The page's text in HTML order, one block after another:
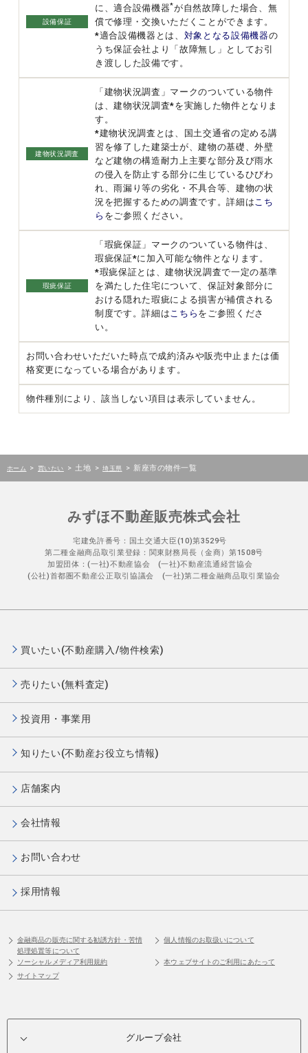
設備保証
に、適合設備機器*が自然故障した場合、無
償で修理・交換いただくことができます。
*適合設備機器とは、 対象となる設備機器の
うち保証会社より「故障無し」としてお引
き渡しした設備です。
建物状況調査
「建物状況調査」マークのついている物件
は、建物状況調査*を実施した物件となりま
す。
*建物状況調査とは、国土交通省の定める講
習を修了した建築士が、建物の基礎、外壁
など建物の構造耐力上主要な部分及び雨水
の侵入を防止する部分に生じているひびわ
れ、雨漏り等の劣化・不具合等、建物の状
況を把握するための調査です。詳細は こち
ら をご参照ください。
瑕疵保証
「瑕疵保証」マークのついている物件は、
瑕疵保証*に加入可能な物件となります。
*瑕疵保証とは、建物状況調査で一定の基準
を満たした住宅について、保証対象部分に
おける隠れた瑕疵による損害が補償される
制度です。詳細は こちら をご参照くださ
い。
お問い合わせいただいた時点で成約済みや販売中止または価
格変更になっている場合があります。
物件種別により、該当しない項目は表示していません。
ホーム > 買いたい > 土地 > 埼玉県 > 新座市の物件一覧
みずほ不動産販売株式会社
宅建免許番号：国土交通大臣(10)第3529号
第二種金融商品取引業登録：関東財務局長（金商）第1508号
加盟団体：(一社)不動産協会 (一社)不動産流通経営協会
(公社)首都圏不動産公正取引協議会 (一社)第二種金融商品取引業協会
買いたい(不動産購入/物件検索)
売りたい(無料査定)
投資用・事業用
知りたい(不動産お役立ち情報)
店舗案内
会社情報
お問い合わせ
採用情報
金融商品の販売に関する勧誘方針・苦情
処理処置等について
個人情報のお取扱いについて
ソーシャルメディア利用規約
本ウェブサイトのご利用にあたって
サイトマップ
グループ会社